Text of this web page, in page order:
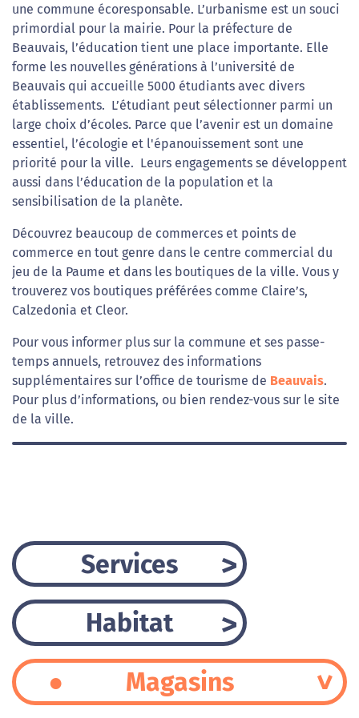
une commune écoresponsable. L’urbanisme est un souci
primordial pour la mairie. Pour la préfecture de
Beauvais, l’éducation tient une place importante. Elle
forme les nouvelles générations à l’université de
Beauvais qui accueille 5000 étudiants avec divers
établissements. L’étudiant peut sélectionner parmi un
large choix d’écoles. Parce que l’avenir est un domaine
essentiel, l’écologie et l'épanouissement sont une
priorité pour la ville. Leurs engagements se développent
aussi dans l’éducation de la population et la
sensibilisation de la planète.
Découvrez beaucoup de commerces et points de
commerce en tout genre dans le centre commercial du
jeu de la Paume et dans les boutiques de la ville. Vous y
trouverez vos boutiques préférées comme Claire’s,
Calzedonia et Cleor.
Pour vous informer plus sur la commune et ses passe-
temps annuels, retrouvez des informations
supplémentaires sur l’office de tourisme de Beauvais.
Pour plus d’informations, ou bien rendez-vous sur le site
de la ville.
Services
Habitat
Magasins